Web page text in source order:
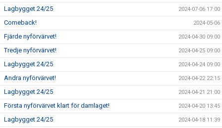
Lagbygget 24/25 2024-07-06 17:00
Comeback! 2024-05-06
Fjärde nyförvärvet! 2024-04-30 09:00
Tredje nyförvärvet! 2024-04-25 09:00
Lagbygget 24/25 2024-04-24 09:00
Andra nyförvärvet! 2024-04-22 22:15
Lagbygget 24/25 2024-04-21 21:00
Första nyförvärvet klart för damlaget! 2024-04-20 13:45
Lagbygget 24/25 2024-04-18 11:39